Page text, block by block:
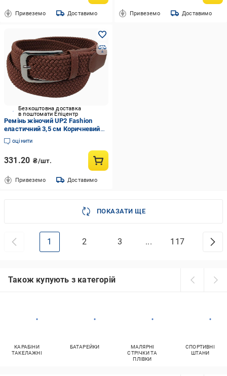
Привеземо Доставимо Привеземо Доставимо
Безкоштовна доставка
в поштомати Епіцентр
Ремінь жіночий UP2 Fashion
еластичний 3,5 см Коричневий
(31260717)
оцінити
331.20 ₴/шт.
Привеземо Доставимо
ПОКАЗАТИ ЩЕ
1 2 3 ... 117
Також купують з категорій
КАРАБІНИ
ТАКЕЛАЖНІ
БАТАРЕЙКИ
МАЛЯРНІ
СТРІЧКИ ТА
ПЛІВКИ
СПОРТИВНІ
ШТАНИ